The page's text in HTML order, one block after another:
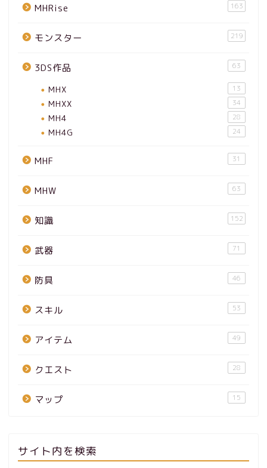
MHRise 163
モンスター 219
3DS作品 63
MHX 13
MHXX 34
MH4 28
MH4G 24
MHF 31
MHW 63
知識 152
武器 71
防具 46
スキル 53
アイテム 49
クエスト 28
マップ 15
サイト内を検索